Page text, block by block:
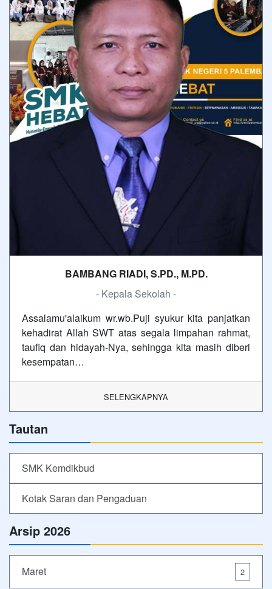
BAMBANG RIADI, S.PD., M.PD.
- Kepala Sekolah -
Assalamu'alaikum wr.wb.Puji syukur kita panjatkan
kehadirat Allah SWT atas segala limpahan rahmat,
taufiq dan hidayah-Nya, sehingga kita masih diberi
kesempatan…
SELENGKAPNYA
Tautan
SMK Kemdikbud
Kotak Saran dan Pengaduan
Arsip 2026
Maret 2